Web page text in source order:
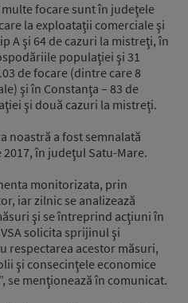
focare sunt în judeţele
la exploataţii comerciale şi
A şi 64 de cazuri la mistreţi, în
populaţiei şi 31
de focare (dintre care 8
şi în Constanţa – 83 de
şi două cazuri la mistreţi.
noastră a fost semnalată
în judeţul Satu-Mare.
monitorizata, prin
iar zilnic se analizează
şi se întreprind acţiuni în
solicita sprijinul şi
respectarea acestor măsuri,
şi consecinţele economice
se menţionează în comunicat.